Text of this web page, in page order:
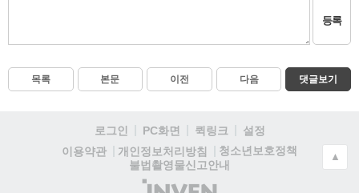
등록
목록 본문 이전 다음 댓글보기
로그인 PC화면 퀵링크
설정
이용약관
개인정보처리방침
청소년보호정책
불법촬영물신고안내
(주)
▲